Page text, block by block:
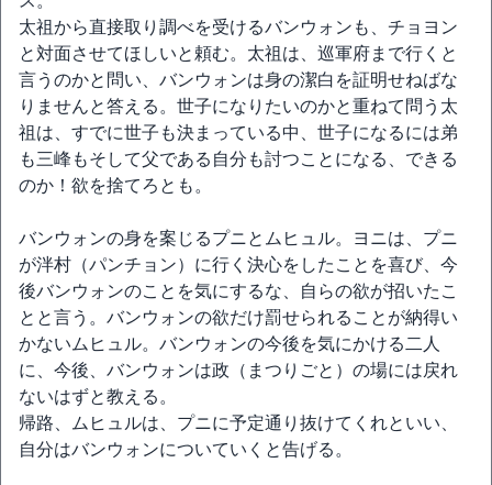
太祖から直接取り調べを受けるバンウォンも、チョヨン
と対面させてほしいと頼む。太祖は、巡軍府まで行くと
言うのかと問い、バンウォンは身の潔白を証明せねばな
りませんと答える。世子になりたいのかと重ねて問う太
祖は、すでに世子も決まっている中、世子になるには弟
も三峰もそして父である自分も討つことになる、できる
のか！欲を捨てろとも。
バンウォンの身を案じるプニとムヒュル。ヨニは、プニ
が泮村（パンチョン）に行く決心をしたことを喜び、今
後バンウォンのことを気にするな、自らの欲が招いたこ
とと言う。バンウォンの欲だけ罰せられることが納得い
かないムヒュル。バンウォンの今後を気にかける二人
に、今後、バンウォンは政（まつりごと）の場には戻れ
ないはずと教える。
帰路、ムヒュルは、プニに予定通り抜けてくれといい、
自分はバンウォンについていくと告げる。